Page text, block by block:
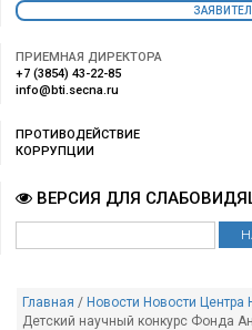
ПРИЕМНАЯ ДИРЕКТОРА
+7 (3854) 43-22-85
info@bti.secna.ru
ПРОТИВОДЕЙСТВИЕ
КОРРУПЦИИ
ВЕРСИЯ ДЛЯ
Главная / Новости Новости Центра
Детский научный конкурс Фонда